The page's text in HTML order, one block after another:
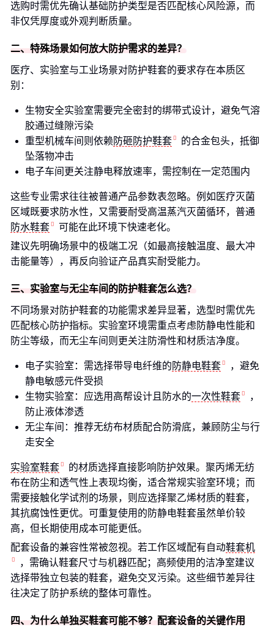
选购时需优先确认基础防护类型是否匹配核心风险源，而
非仅凭厚度或外观判断质量。
二、特殊场景如何放大防护需求的差异？
医疗、实验室与工业场景对防护鞋套的要求存在本质区
别：
生物安全实验室需要完全密封的绑带式设计，避免气溶
胶通过缝隙污染
重型机械车间则依赖 防砸防护鞋套
的合金包头，抵御
坠落物冲击
电子车间更关注静电释放速率，需控制在一定范围内
这些专业需求往往被普通产品参数表忽略。例如医疗灭菌
区域既要求防水性，又需要耐受高温蒸汽灭菌循环，普通
防水鞋套
可能在此环境下快速老化。
建议先明确场景中的极端工况（如最高接触温度、最大冲
击能量等），再反向验证产品真实耐受能力。
三、实验室与无尘车间的防护鞋套怎么选？
不同场景对防护鞋套的功能需求差异显著，选型时需优先
匹配核心防护指标。实验室环境需重点考虑防静电性能和
防尘等级，而无尘车间则更关注防滑性和材质洁净度。
电子实验室：需选择带导电纤维的 防静电鞋套
，避免
静电敏感元件受损
生物实验室：应选用高帮设计且防水的一次性鞋套
，
防止液体渗透
无尘车间：推荐无纺布材质配合防滑底，兼顾防尘与行
走安全
实验室鞋套
的材质选择直接影响防护效果。聚丙烯无纺
布在防尘和透气性上表现均衡，适合常规实验室环境；而
需要接触化学试剂的场景，则应选择聚乙烯材质的鞋套，
其抗腐蚀性更优。可重复使用的防静电鞋套虽然单价较
高，但长期使用成本可能更低。
配套设备的兼容性常被忽视。若工作区域配有自动鞋套机
，需确认鞋套尺寸与机器匹配；高频使用的洁净室建议
选择带独立包装的鞋套，避免交叉污染。这些细节差异往
往决定了防护系统的整体可靠性。
四、为什么单独买鞋套可能不够？配套设备的关键作用